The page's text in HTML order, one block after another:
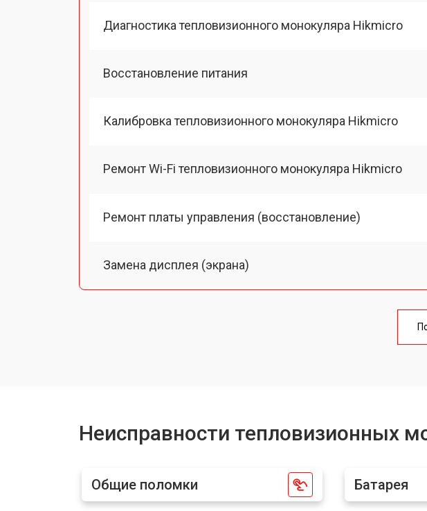
Диагностика тепловизионного монокуляра Hikmicro
Восстановление питания
Калибровка тепловизионного монокуляра Hikmicro
Ремонт Wi-Fi тепловизионного монокуляра Hikmicro
Ремонт платы управления (восстановление)
Замена дисплея (экрана)
Неисправности тепловизионных
Общие поломки Батарея